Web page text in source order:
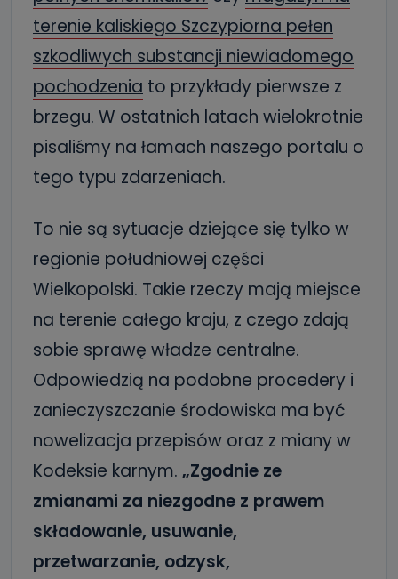
terenie kaliskiego Szczypiorna pełen
szkodliwych substancji niewiadomego
pochodzenia to przykłady pierwsze z
brzegu. W ostatnich latach wielokrotnie
pisaliśmy na łamach naszego portalu o
tego typu zdarzeniach.
To nie są sytuacje dziejące się tylko w
regionie południowej części
Wielkopolski. Takie rzeczy mają miejsce
na terenie całego kraju, z czego zdają
sobie sprawę władze centralne.
Odpowiedzią na podobne procedery i
zanieczyszczanie środowiska ma być
nowelizacja przepisów oraz z miany w
Kodeksie karnym. „Zgodnie ze
zmianami za niezgodne z prawem
składowanie, usuwanie,
przetwarzanie, odzysk,